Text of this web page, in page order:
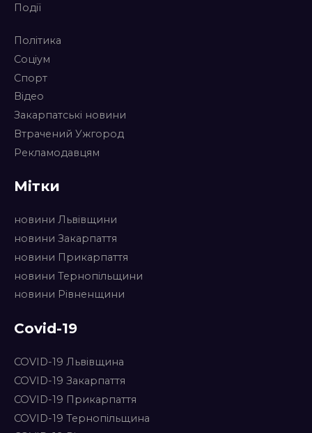
Події
Політика
Соціум
Спорт
Відео
Закарпатські новини
Втрачений Ужгород
Рекламодавцям
Мітки
новини Львівщини
новини Закарпаття
новини Прикарпаття
новини Тернопільщини
новини Рівненщини
Covid-19
COVID-19 Львівщина
COVID-19 Закарпаття
COVID-19 Прикарпаття
COVID-19 Тернопільщина